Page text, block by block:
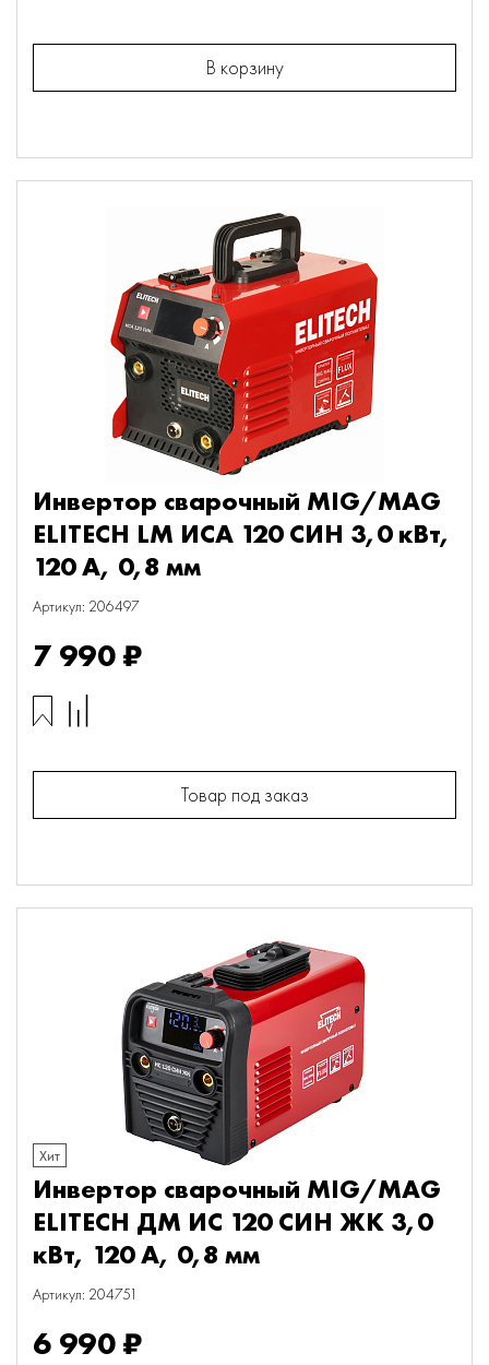
В корзину
Инвертор сварочный MIG/MAG
ELITECH LM ИСА 120 СИН 3,0 кВт,
120 А, 0,8 мм
Артикул: 206497
7 990 ₽
Товар под заказ
Хит
Инвертор сварочный MIG/MAG
ELITECH ДМ ИС 120 СИН ЖК 3,0
кВт, 120 А, 0,8 мм
Артикул: 204751
6 990 ₽